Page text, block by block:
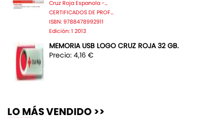
Cruz Roja Espanola -...
CERTIFICADOS DE PROF...
ISBN: 9788478992911
Edición: 1 2013
MEMORIA USB LOGO CRUZ ROJA 32 GB.
Precio: 4,16 €
LO MÁS VENDIDO >>